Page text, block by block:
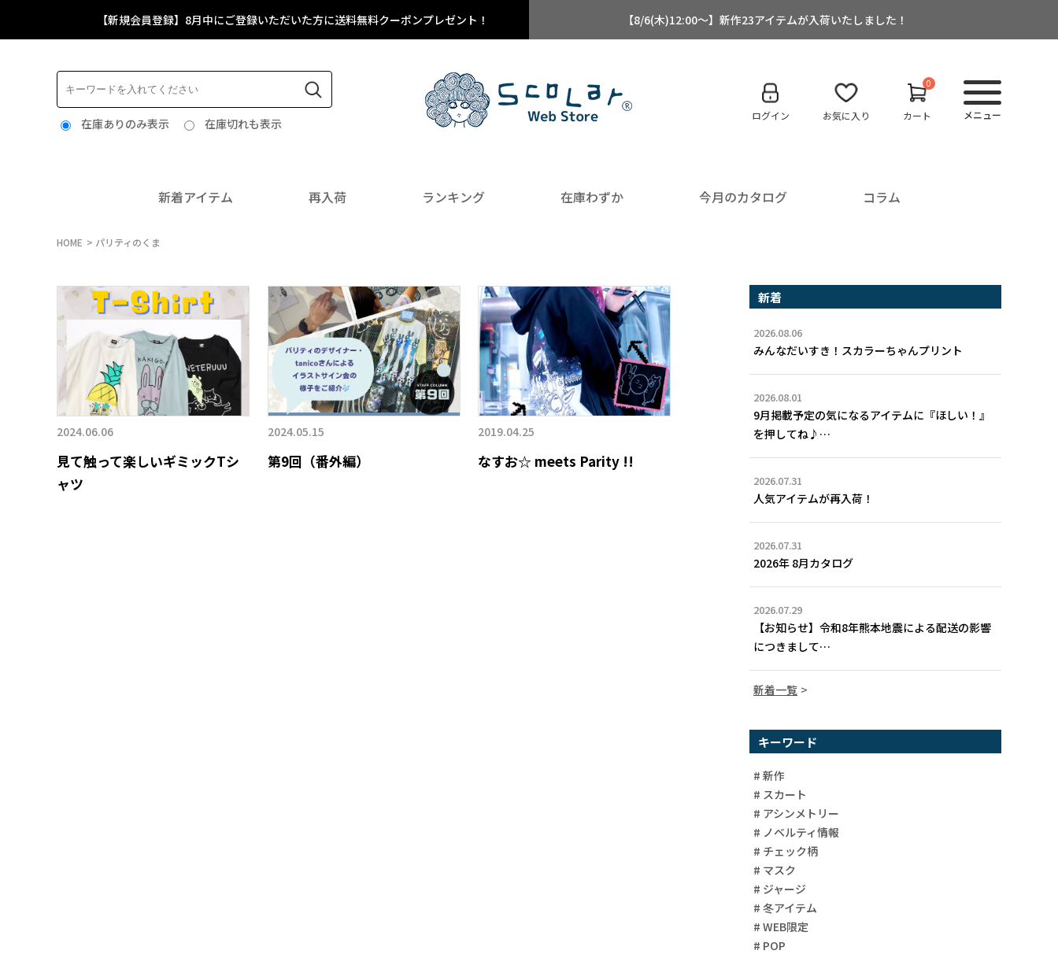
【新規会員登録】8月中にご登録いただいた方に送料無料クーポンプレゼント！ 【8/6(木)12:00～】新作23アイテムが入荷いたしました！
ログイン お気に入り
0
カート メニュー
在庫ありのみ表示 在庫切れも表示
新着アイテム 再入荷 ランキング 在庫わずか 今月のカタログ コラム
HOME パリティのくま
2024.06.06
見て触って楽しいギミックTシ
ャツ
2024.05.15
第9回（番外編）
2019.04.25
なすお☆ meets Parity !!
新着
2026.08.06
みんなだいすき！スカラーちゃんプリント
2026.08.01
9月掲載予定の気になるアイテムに『ほしい！』
を押してね♪…
2026.07.31
人気アイテムが再入荷！
2026.07.31
2026年 8月カタログ
2026.07.29
【お知らせ】令和8年熊本地震による配送の影響
につきまして…
新着一覧
キーワード
# 新作
# スカート
# アシンメトリー
# ノベルティ情報
# チェック柄
# マスク
# ジャージ
# 冬アイテム
# WEB限定
# POP